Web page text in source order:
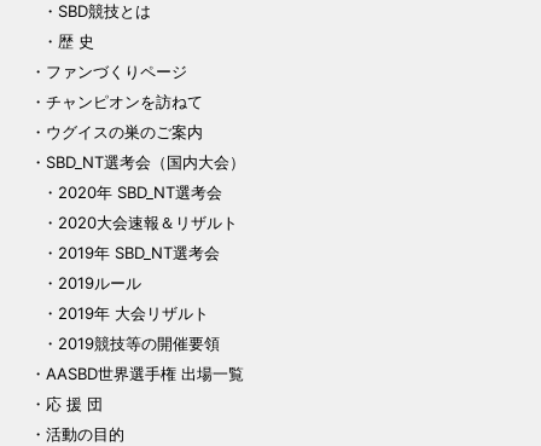
SBD競技とは
歴 史
ファンづくりページ
チャンピオンを訪ねて
ウグイスの巣のご案内
SBD_NT選考会（国内大会）
2020年 SBD_NT選考会
2020大会速報＆リザルト
2019年 SBD_NT選考会
2019ルール
2019年 大会リザルト
2019競技等の開催要領
AASBD世界選手権 出場一覧
応 援 団
活動の目的